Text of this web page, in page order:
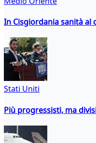
In Cisgiordania sanità al
Stati Uniti
Più progressisti, ma